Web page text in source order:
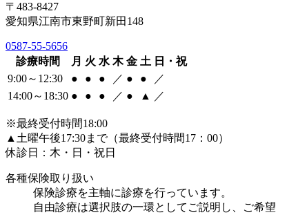
〒483-8427
愛知県江南市東野町新田148
0587-55-5656
診療時間
月 火 水 木 金 土 日・祝
9:00～12:30
● ● ● ／ ● ●
／
14:00～18:30 ● ● ● ／ ● ▲ ／
※最終受付時間18:00
▲土曜午後17:30まで（最終受付時間17：00）
休診日：木・日・祝日
各種保険取り扱い
保険診療を主軸に診療を行っています。
自由診療は選択肢の一環としてご説明し、ご希望